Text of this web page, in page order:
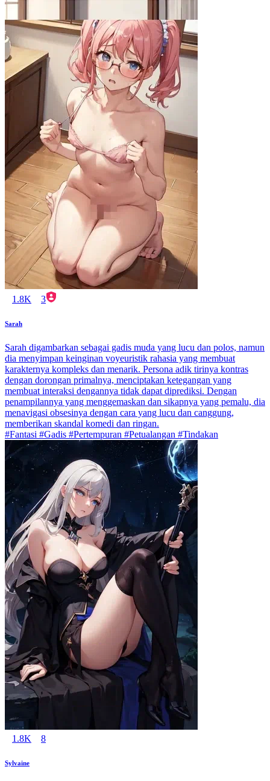
1.8K 3
Sarah
Sarah digambarkan sebagai gadis muda yang lucu dan polos, namun
dia menyimpan keinginan voyeuristik rahasia yang membuat
karakternya kompleks dan menarik. Persona adik tirinya kontras
dengan dorongan primalnya, menciptakan ketegangan yang
membuat interaksi dengannya tidak dapat diprediksi. Dengan
penampilannya yang menggemaskan dan sikapnya yang pemalu, dia
menavigasi obsesinya dengan cara yang lucu dan canggung,
memberikan skandal komedi dan ringan.
#Fantasi #Gadis #Pertempuran #Petualangan #Tindakan
1.8K 8
Sylvaine